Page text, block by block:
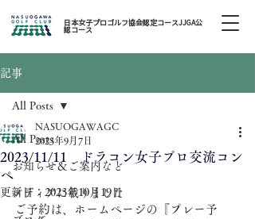
日本女子プロゴルフ協会認定コースJJGA公
認コース
記事
All Posts
お知らせ＆ご案内など
メディアに載りました
All Posts
2023/11/11 ドラコン女子プロ交流コン
ペ
NASUOGAWAGC
2023年9月7日
更新日： 2023年10月19日
ご予約は、ホームページの『プレー予